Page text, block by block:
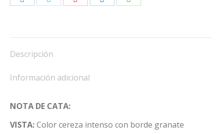
Descripción
Información adicional
NOTA DE CATA:
VISTA:Color cereza intenso con borde granate